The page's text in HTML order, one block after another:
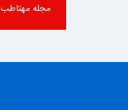
مجله مهتاطب